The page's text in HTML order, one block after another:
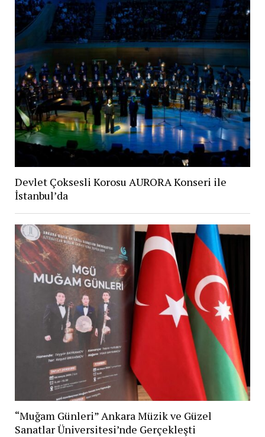
Devlet Çoksesli Korosu AURORA Konseri ile
İstanbul’da
“Muğam Günleri” Ankara Müzik ve Güzel
Sanatlar Üniversitesi’nde Gerçekleşti